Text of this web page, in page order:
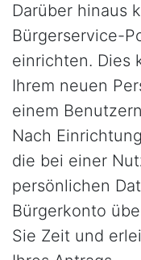
Darüber hinaus
Bürgerservice-
einrichten. Dies
Ihrem neuen
einem
Nach
die bei einer
persönlichen
Bürgerkonto
Sie Zeit und